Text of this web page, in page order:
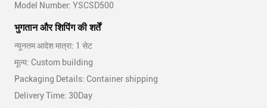
Model Number: YSCSD500
भुगतान और शिपिंग की शर्तें
न्यूनतम आदेश मात्रा: 1 सेट
मूल्य: Custom building
Packaging Details: Container shipping
Delivery Time: 30Day